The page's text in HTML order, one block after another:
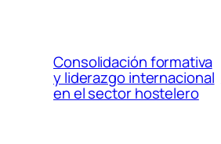
Consolidación formativa
y liderazgo internacional
en el sector hostelero